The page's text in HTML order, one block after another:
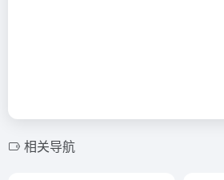
相关导航